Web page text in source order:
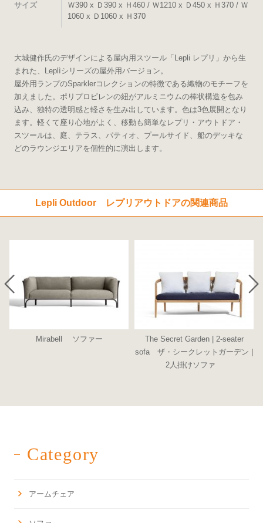
サイズ
Ｗ390 x Ｄ390 x Ｈ460 / Ｗ1210 x Ｄ450 x Ｈ370 / Ｗ
1060 x Ｄ1060 x Ｈ370
大城健作氏のデザインによる屋内用スツール「Lepli レプリ」から生
まれた、Leplìシリーズの屋外用バージョン。
屋外用ランプのSparklerコレクションの特徴である織物のモチーフを
加えました。ポリプロピレンの紐がアルミニウムの棒状構造を包み
込み、独特の透明感と軽さを生み出しています。色は3色展開となり
ます。軽くて座り心地がよく、移動も簡単なレプリ・アウトドア・
スツールは、庭、テラス、パティオ、プールサイド、船のデッキな
どのラウンジエリアを個性的に演出します。
Lepli Outdoor レプリアウトドアの関連商品
Mirabell ソファー
The Secret Garden | 2-seater
sofa ザ・シークレットガーデン |
2人掛けソファ
Category
アームチェア